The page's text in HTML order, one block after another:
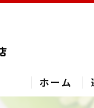
ホーム